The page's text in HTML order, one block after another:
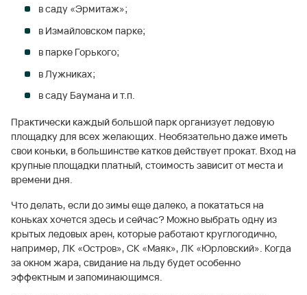
в саду «Эрмитаж»;
в Измайловском парке;
в парке Горького;
в Лужниках;
в саду Баумана и т.п.
Практически каждый большой парк организует ледовую
площадку для всех желающих. Необязательно даже иметь
свои коньки, в большинстве катков действует прокат. Вход на
крупные площадки платный, стоимость зависит от места и
времени дня.
Что делать, если до зимы еще далеко, а покататься на
коньках хочется здесь и сейчас? Можно выбрать одну из
крытых ледовых арен, которые работают круглогодично,
например, ЛК «Остров», СК «Маяк», ЛК «Юрловский». Когда
за окном жара, свидание на льду будет особенно
эффектным и запоминающимся.